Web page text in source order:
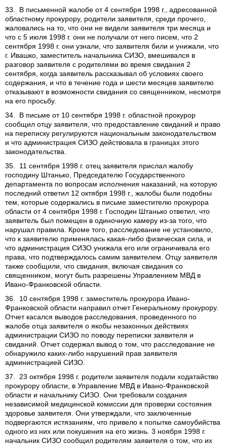
33. В письменной жалобе от 4 сентября 1998 г., адресованной
областному прокурору, родители заявителя, среди прочего,
жаловались на то, что они не видели заявителя три месяца и
что с 5 июля 1998 г. они не получали от него писем, что 2
сентября 1998 г. они узнали, что заявителя били и унижали, что
г. Ивашко, заместитель начальника СИЗО, вмешивался в
разговор заявителя с родителями во время свидания 2
сентября, когда заявитель рассказывал об условиях своего
содержания, и что в течение года и шести месяцев заявителю
отказывают в возможности свидания со священником, несмотря
на его просьбу.
34. В письме от 10 сентября 1998 г. областной прокурор
сообщил отцу заявителя, что предоставление свиданий и право
на переписку регулируются национальным законодательством
и что администрация СИЗО действовала в границах этого
законодательства.
35. 11 сентября 1998 г. отец заявителя прислал жалобу
господину Штанько, Председателю Государственного
департамента по вопросам исполнения наказаний, на которую
последний ответил 12 октября 1998 г., жалобы были подобны
тем, которые содержались в письме заместителю прокурора
области от 4 сентября 1998 г. Господин Штанько ответил, что
заявитель был помещен в одиночную камеру из-за того, что
нарушал правила. Кроме того, расследование не установило,
что к заявителю применялась какая-либо физическая сила, и
что администрация СИЗО унижала его или ограничивала его
права, что подтверждалось самим заявителем. Отцу заявителя
также сообщили, что свидания, включая свидания со
священником, могут быть разрешены Управлением МВД в
Ивано-Франковской области.
36. 10 сентября 1998 г. заместитель прокурора Ивано-
Франковской области направил отчет Генеральному прокурору.
Отчет касался выводов расследования, проведенного по
жалобе отца заявителя о якобы незаконных действиях
администрации СИЗО по поводу переписки заявителя и
свиданий. Отчет содержал вывод о том, что расследование не
обнаружило каких-либо нарушений прав заявителя
администрацией СИЗО.
37. 23 октября 1998 г. родители заявителя подали ходатайство
прокурору области, в Управление МВД в Ивано-Франковской
области и начальнику СИЗО. Они требовали создания
независимой медицинской комиссии для проверки состояния
здоровье заявителя. Они утверждали, что заключенные
подвергаются истязаниям, что привело к попытке самоубийства
одного из них или покушения на его жизнь. 3 ноября 1998 г.
начальник СИЗО сообщил родителям заявителя о том, что их